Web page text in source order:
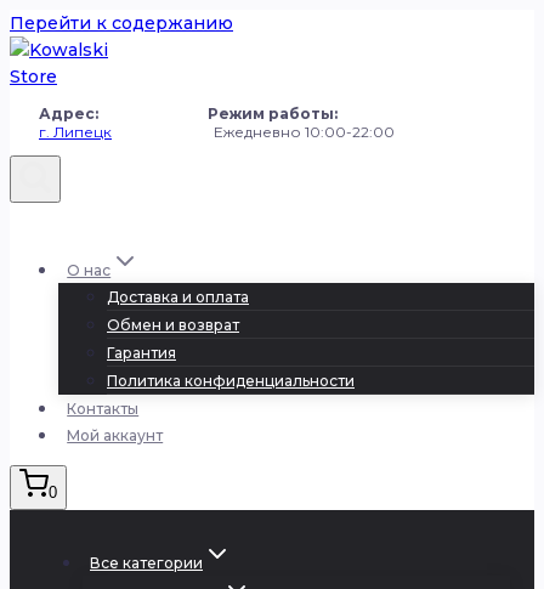
Перейти к содержанию
Адрес: Режим работы:
г. Липецк Ежедневно 10:00-22:00
О нас
Доставка и оплата
Обмен и возврат
Гарантия
Политика конфиденциальности
Контакты
Мой аккаунт
0
Все категории